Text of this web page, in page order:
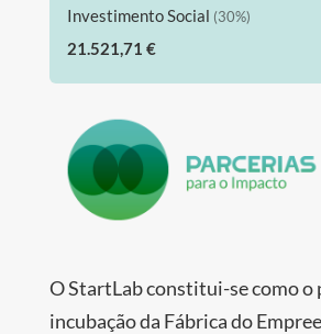
Investimento Social (30%)
21.521,71 €
O StartLab constitui-se como o
incubação da Fábrica do